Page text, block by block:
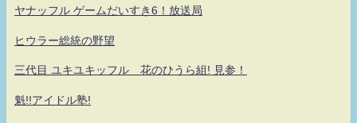
ヤナッフル ゲームだいすき6！放送局
ヒウラー総統の野望
三代目 ユキユキッフル 花のひうら組! 見参！
魁!!アイドル塾!